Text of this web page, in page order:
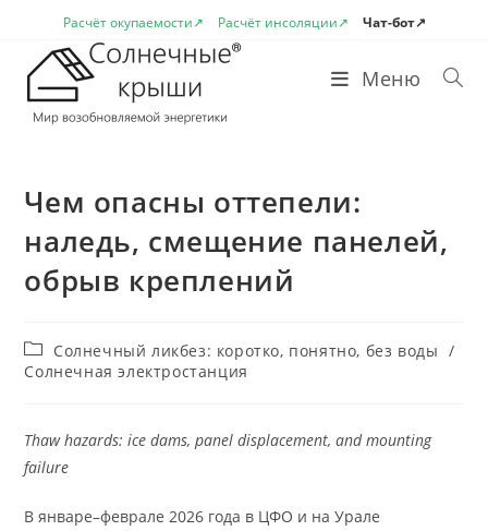
содержимому
Расчёт окупаемости↗ Расчёт инсоляции↗ Чат-бот↗
Меню
Чем опасны оттепели:
наледь, смещение панелей,
обрыв креплений
Рубрика
записи:
Солнечный ликбез: коротко, понятно, без воды /
Солнечная электростанция
Thaw hazards: ice dams, panel displacement, and mounting
failure
В январе–феврале 2026 года в ЦФО и на Урале